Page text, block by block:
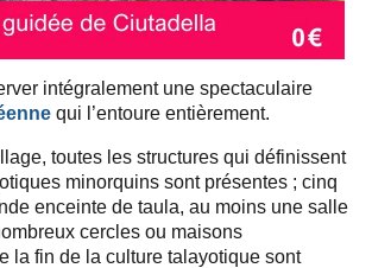
intégralement une spectaculaire
qui l’entoure entièrement.
toutes les structures qui définissent
minorquins sont présentes ; cinq
enceinte de taula, au moins une salle
cercles ou maisons
la fin de la culture talayotique sont